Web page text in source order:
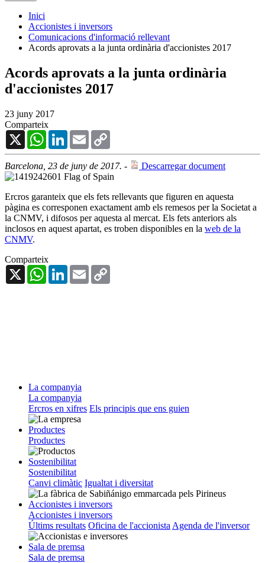
Inici
Accionistes i inversors
Comunicacions d'informació rellevant
Acords aprovats a la junta ordinària d'accionistes 2017
Acords aprovats a la junta ordinària
d'accionistes 2017
23 juny 2017
Comparteix
X
WhatsAppLinkedInEmail
Barcelona, 23 de juny de 2017. - Descarregar document
Ercros garanteix que els fets rellevants que figuren en aquesta
pàgina es corresponen exactament amb els remesos per la Societat a
la CNMV, i difosos per aquesta al mercat. Els fets anteriors als
inclosos en aquest apartat, es troben disponibles en la web de la
CNMV.
Comparteix
X
WhatsAppLinkedInEmail
La companyia
La companyia
Ercros en xifres Els principis que ens guien
Productes
Productes
Sostenibilitat
Sostenibilitat
Canvi climàtic Igualtat i diversitat
Accionistes i inversors
Accionistes i inversors
Últims resultats Oficina de l'accionista Agenda de l'inversor
Sala de premsa
Sala de premsa